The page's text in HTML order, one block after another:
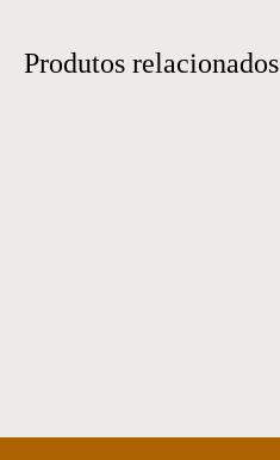
Produtos relacionados